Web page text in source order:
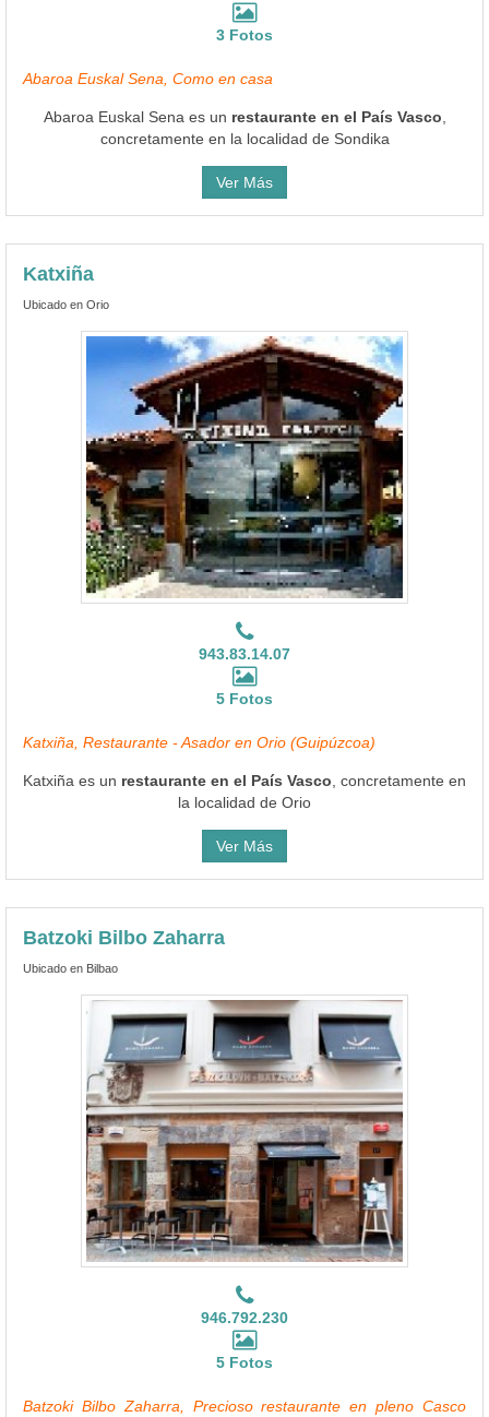
3 Fotos
Abaroa Euskal Sena, Como en casa
Abaroa Euskal Sena es un restaurante en el País Vasco
concretamente en la localidad de Sondika
Ver Más
Katxiña
Ubicado en Orio
943.83.14.07
5 Fotos
Katxiña, Restaurante - Asador en Orio (Guipúzcoa)
Katxiña es un restaurante en el País Vasco , concretamente en
la localidad de Orio
Ver Más
Batzoki Bilbo Zaharra
Ubicado en Bilbao
946.792.230
5 Fotos
Batzoki Bilbo Zaharra, Precioso restaurante en pleno Casco